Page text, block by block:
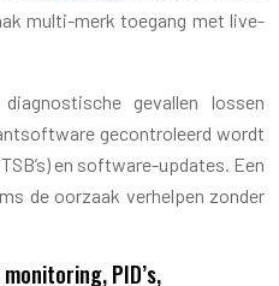
multi-merk toegang met live-
gevallen lossen
gecontroleerd wordt
en software-updates. Een
de oorzaak verhelpen zonder
PID’s,